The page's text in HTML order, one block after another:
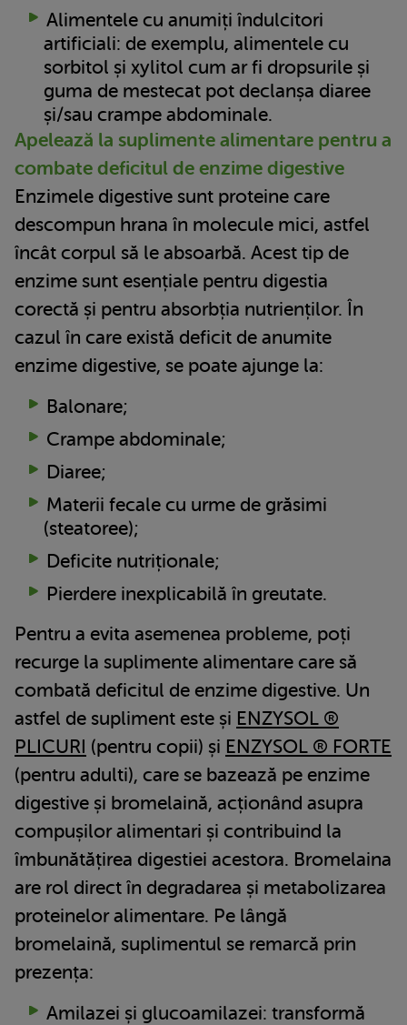
Alimentele cu anumiți îndulcitori
artificiali: de exemplu, alimentele cu
sorbitol și xylitol cum ar fi dropsurile și
guma de mestecat pot declanșa diaree
și/sau crampe abdominale.
Apelează la suplimente alimentare pentru a
combate deficitul de enzime digestive
Enzimele digestive sunt proteine care
descompun hrana în molecule mici, astfel
încât corpul să le absoarbă. Acest tip de
enzime sunt esențiale pentru digestia
corectă și pentru absorbția nutrienților. În
cazul în care există deficit de anumite
enzime digestive, se poate ajunge la:
Balonare;
Crampe abdominale;
Diaree;
Materii fecale cu urme de grăsimi
(steatoree);
Deficite nutriționale;
Pierdere inexplicabilă în greutate.
Pentru a evita asemenea probleme, poți
recurge la suplimente alimentare care să
combată deficitul de enzime digestive. Un
astfel de supliment este și ENZYSOL ®
PLICURI (pentru copii) și ENZYSOL ® FORTE
(pentru adulti), care se bazează pe enzime
digestive și bromelaină, acționând asupra
compușilor alimentari și contribuind la
îmbunătățirea digestiei acestora. Bromelaina
are rol direct în degradarea și metabolizarea
proteinelor alimentare. Pe lângă
bromelaină, suplimentul se remarcă prin
prezența:
Amilazei și glucoamilazei: transformă